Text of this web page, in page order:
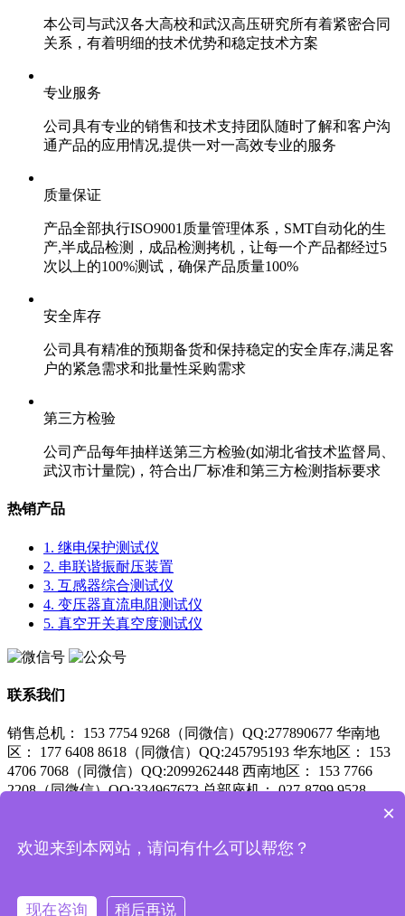
本公司与武汉各大高校和武汉高压研究所有着紧密合同
关系，有着明细的技术优势和稳定技术方案
专业服务
公司具有专业的销售和技术支持团队随时了解和客户沟
通产品的应用情况,提供一对一高效专业的服务
质量保证
产品全部执行ISO9001质量管理体系，SMT自动化的生
产,半成品检测，成品检测拷机，让每一个产品都经过5
次以上的100%测试，确保产品质量100%
安全库存
公司具有精准的预期备货和保持稳定的安全库存,满足客
户的紧急需求和批量性采购需求
第三方检验
公司产品每年抽样送第三方检验(如湖北省技术监督局、
武汉市计量院)，符合出厂标准和第三方检测指标要求
热销产品
1. 继电保护测试仪
2. 串联谐振耐压装置
3. 互感器综合测试仪
4. 变压器直流电阻测试仪
5. 真空开关真空度测试仪
联系我们
销售总机： 153 7754 9268（同微信）QQ:277890677 华南地
区： 177 6408 8618（同微信）QQ:245795193 华东地区： 153
4706 7068（同微信）QQ:2099262448 西南地区： 153 7766
2208（同微信）QQ:334967673 总部座机： 027-8799 9528
鄂ICP备15018841号-1
Copyright © 2015 -2025武汉优利克电力设备有限公司
×
欢迎来到本网站，请问有什么可以帮您？
现在咨询 稍后再说